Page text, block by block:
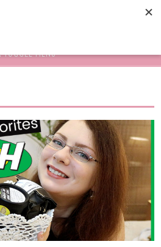
TOGGLE MENU